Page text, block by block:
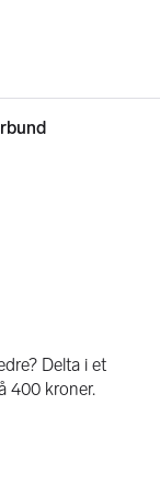
Delta i et
400 kroner.